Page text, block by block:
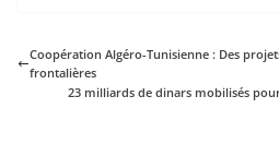
Coopération Algéro-Tunisienne : Des
frontalières
23 milliards de dinars mobilisés